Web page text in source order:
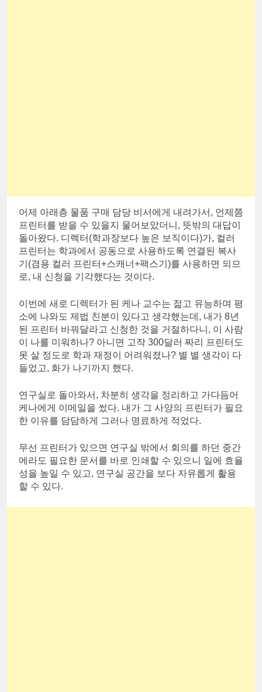
어제 아래층 물품 구매 담당 비서에게 내려가서, 언제쯤
프린터를 받을 수 있을지 물어보았더니, 뜻밖의 대답이
돌아왔다. 디렉터(학과장보다 높은 보직이다)가, 컬러
프린터는 학과에서 공동으로 사용하도록 연결된 복사
기(겸용 컬러 프린터+스캐너+팩스기)를 사용하면 되므
로, 내 신청을 기각했다는 것이다.
이번에 새로 디렉터가 된 케나 교수는 젊고 유능하며 평
소에 나와도 제법 친분이 있다고 생각했는데, 내가 8년
된 프린터 바꿔달라고 신청한 것을 거절하다니, 이 사람
이 나를 미워하나? 아니면 고작 300달러 짜리 프린터도
못 살 정도로 학과 재정이 어려워졌나? 별 별 생각이 다
들었고, 화가 나기까지 했다.
연구실로 돌아와서, 차분히 생각을 정리하고 가다듬어
케나에게 이메일을 썼다. 내가 그 사양의 프린터가 필요
한 이유를 담담하게 그러나 명료하게 적었다.
무선 프린터가 있으면 연구실 밖에서 회의를 하던 중간
에라도 필요한 문서를 바로 인쇄할 수 있으니 일에 효율
성을 높일 수 있고, 연구실 공간을 보다 자유롭게 활용
할 수 있다.